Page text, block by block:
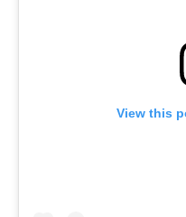
View this